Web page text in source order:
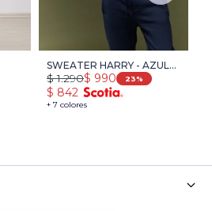
SWEATER HARRY - AZUL
PIEDRA MELANGE
+ 7 colores
$ 990
$ 1.290 23
$ 842